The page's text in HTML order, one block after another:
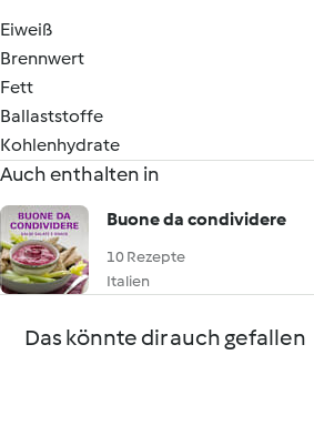
Eiweiß
Brennwert
Fett
Ballaststoffe
Kohlenhydrate
Auch enthalten in
Buone da condividere
10 Rezepte
Italien
Das könnte dir auch gefallen